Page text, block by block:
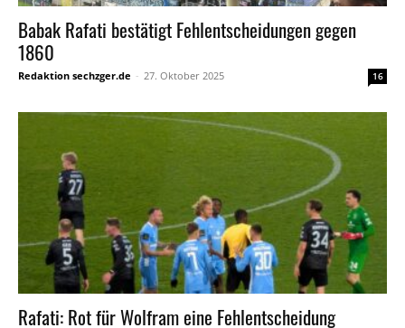
Babak Rafati bestätigt Fehlentscheidungen gegen
1860
Redaktion sechzger.de - 27. Oktober 2025 16
Rafati: Rot für Wolfram eine Fehlentscheidung